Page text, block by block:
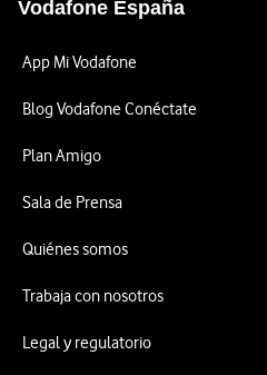
Vodafone España
App Mi Vodafone
Blog Vodafone Conéctate
Plan Amigo
Sala de Prensa
Quiénes somos
Trabaja con nosotros
Legal y regulatorio